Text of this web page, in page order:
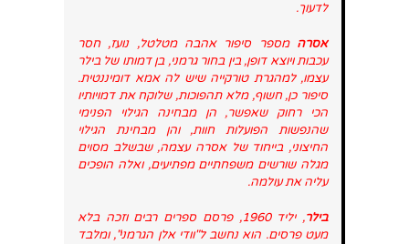
לדעוך.
אסרהמספר סיפור אהבה מטלטל, נועז, חסר
עכבות ויוצא דופן, בין בחור גרמני, בן דמותו של בילר
עצמו, למהגרת טורקייה שיש לה אמא דומיננטית.
סיפור כן, חשוף, מלא תהפוכות, שלוקח את דמויותיו
הכי רחוק שאפשר, הן מבחינה הגילוי הפנימי
שהנפשות הפועלות חוות, והן מבחינת הגילוי
החיצוני, בייחוד של אסרה עצמה, שבשלב מסוים
מגלה שורשים משפחתיים מפתיעים, ואלה הופכים
עליה את עולמה.
בילר
, יליד 1960, פרסם ספרים רבים וזכה בלא
מעט פרסים. הוא נחשב ל"וודי אלן הגרמני", ומלבד